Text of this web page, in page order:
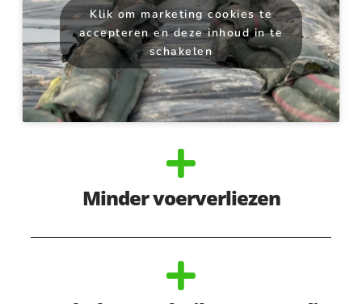
Klik om marketing cookies te
accepteren en deze inhoud in te
schakelen
Minder voerverliezen